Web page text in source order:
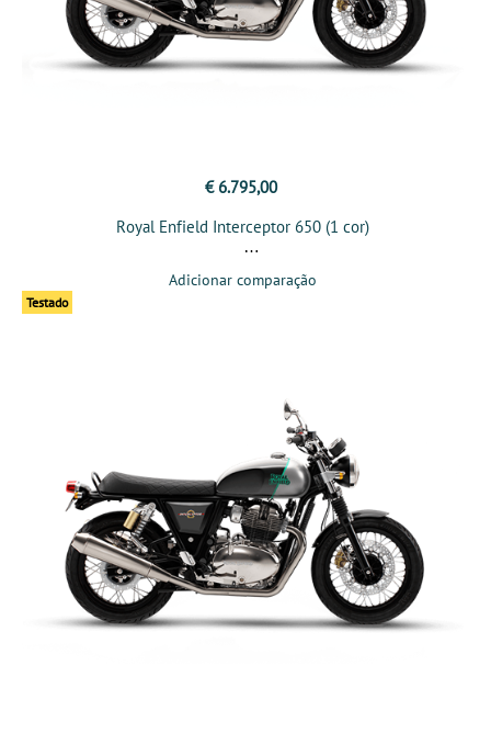
€ 6.795,00
Royal Enfield Interceptor 650 (1 cor)
Adicionar comparação
Testado